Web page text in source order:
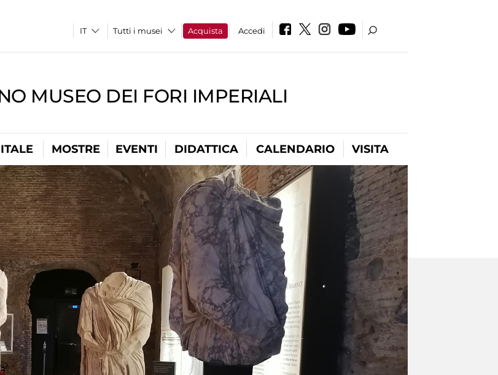
Tutti i musei Acquista Accedi
MUSEO DEI FORI IMPERIALI
MOSTRE EVENTI DIDATTICA CALENDARIO VISITA